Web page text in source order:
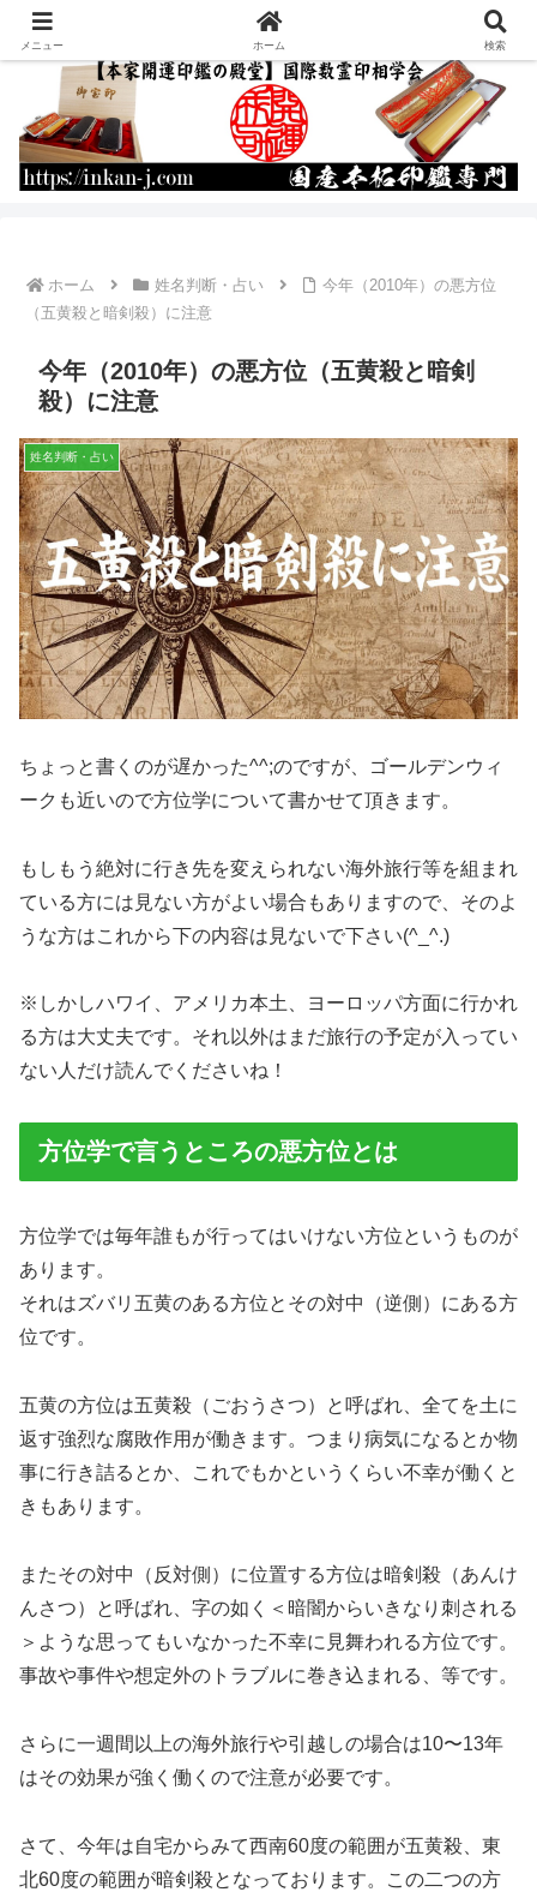
運命を書き換える開運印鑑の作成・通販
ホーム 姓名判断・占い
今年（2010年）の悪方位
（五黄殺と暗剣殺）に注意
今年（2010年）の悪方位（五黄殺と暗剣
殺）に注意
姓名判断・占い
ちょっと書くのが遅かった^^;のですが、ゴールデンウィ
ークも近いので方位学について書かせて頂きます。
もしもう絶対に行き先を変えられない海外旅行等を組まれ
ている方には見ない方がよい場合もありますので、そのよ
うな方はこれから下の内容は見ないで下さい(^_^.)
※しかしハワイ、アメリカ本土、ヨーロッパ方面に行かれ
る方は大丈夫です。それ以外はまだ旅行の予定が入ってい
ない人だけ読んでくださいね！
方位学で言うところの悪方位とは
方位学では毎年誰もが行ってはいけない方位というものが
あります。
それはズバリ五黄のある方位とその対中（逆側）にある方
位です。
五黄の方位は五黄殺（ごおうさつ）と呼ばれ、全てを土に
返す強烈な腐敗作用が働きます。つまり病気になるとか物
事に行き詰るとか、これでもかというくらい不幸が働くと
きもあります。
またその対中（反対側）に位置する方位は暗剣殺（あんけ
んさつ）と呼ばれ、字の如く＜暗闇からいきなり刺される
＞ような思ってもいなかった不幸に見舞われる方位です。
事故や事件や想定外のトラブルに巻き込まれる、等です。
さらに一週間以上の海外旅行や引越しの場合は10〜13年
はその効果が強く働くので注意が必要です。
さて、今年は自宅からみて西南60度の範囲が五黄殺、東
北60度の範囲が暗剣殺となっております。この二つの方
メニュー ホーム 検索